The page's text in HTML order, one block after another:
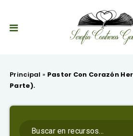
Principal » Pastor Con Corazón
Parte).